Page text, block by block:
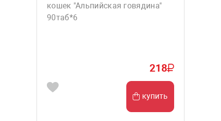
кошек "Альпийская говядина"
90таб*6
218
купить